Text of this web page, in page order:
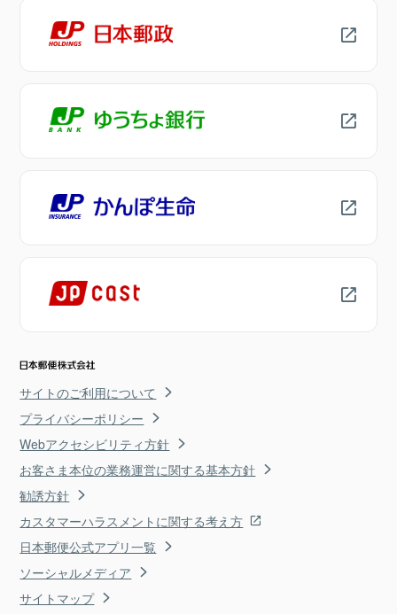
サイトのご利用について
プライバシーポリシー
Webアクセシビリティ方針
お客さま本位の業務運営に関する基本方針
勧誘方針
カスタマーハラスメントに関する考え方
日本郵便公式アプリ一覧
ソーシャルメディア
サイトマップ